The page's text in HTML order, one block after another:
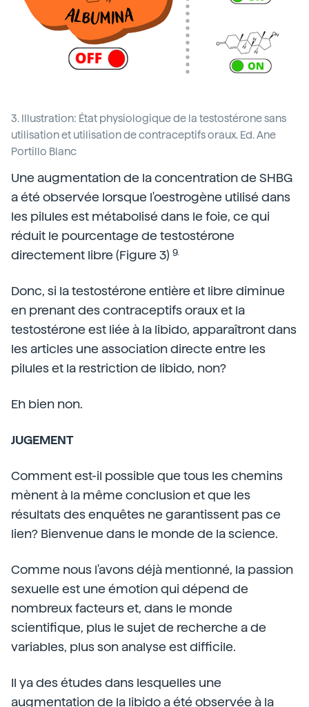
3. Illustration: État physiologique de la testostérone sans
utilisation et utilisation de contraceptifs oraux. Ed. Ane
Portillo Blanc
Une augmentation de la concentration de SHBG
a été observée lorsque l'oestrogène utilisé dans
les pilules est métabolisé dans le foie, ce qui
réduit le pourcentage de testostérone
directement libre (Figure 3) 9.
Donc, si la testostérone entière et libre diminue
en prenant des contraceptifs oraux et la
testostérone est liée à la libido, apparaîtront dans
les articles une association directe entre les
pilules et la restriction de libido, non?
Eh bien non.
JUGEMENT
Comment est-il possible que tous les chemins
mènent à la même conclusion et que les
résultats des enquêtes ne garantissent pas ce
lien? Bienvenue dans le monde de la science.
Comme nous l'avons déjà mentionné, la passion
sexuelle est une émotion qui dépend de
nombreux facteurs et, dans le monde
scientifique, plus le sujet de recherche a de
variables, plus son analyse est difficile.
Il ya des études dans lesquelles une
augmentation de la libido a été observée à la